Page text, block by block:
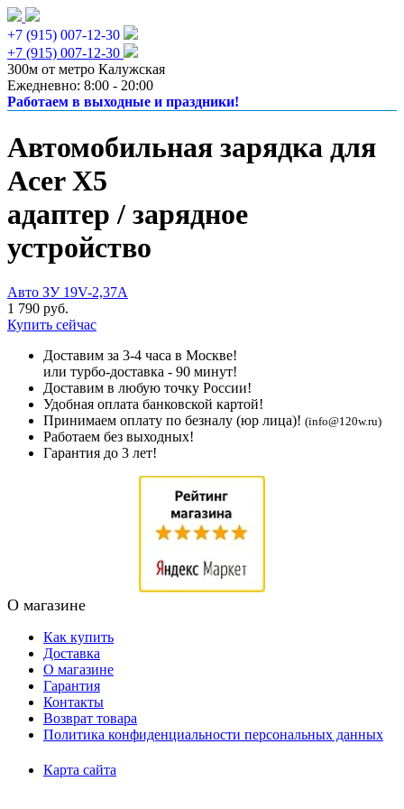
+7 (915) 007-12-30
+7 (915) 007-12-30
300м от метро Калужская
Ежедневно: 8:00 - 20:00
Работаем в выходные и праздники!
Автомобильная зарядка для
Acer X5
адаптер / зарядное
устройство
Авто ЗУ 19V-2,37A
1 790 руб.
Купить сейчас
Доставим за 3-4 часа в Москве!
или турбо-доставка - 90 минут!
Доставим в любую точку России!
Удобная оплата банковской картой!
Принимаем оплату по безналу (юр лица)! (info@120w.ru)
Работаем без выходных!
Гарантия до 3 лет!
О магазине
Как купить
Доставка
О магазине
Гарантия
Контакты
Возврат товара
Политика конфиденциальности персональных данных
Карта сайта